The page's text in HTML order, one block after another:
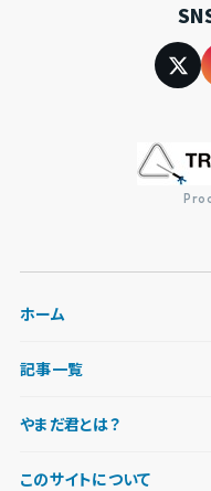
ホーム
記事一覧
やまだ君とは？
このサイトについて